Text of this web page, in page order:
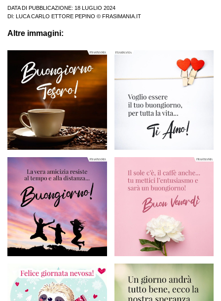
DATA DI PUBBLICAZIONE: 18 LUGLIO 2024
DI:
LUCA CARLO ETTORE PEPINO © FRASIMANIA.IT
Altre immagini: